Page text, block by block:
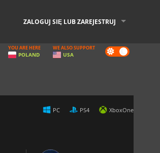
ZALOGUJ SIĘ LUB ZAREJESTRUJ
Dark
mode
YOU ARE HERE
POLAND
WE ALSO SUPPORT
USA
PC PS4 XboxOne